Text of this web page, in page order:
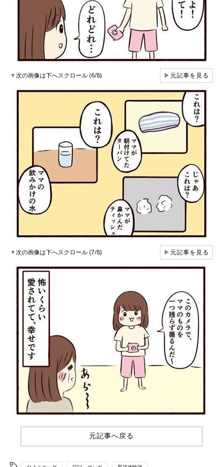
▼次の画像は下へスクロール (6/8) ▶元記事を見る
▼次の画像は下へスクロール (7/8) ▶元記事を見る
元記事へ戻る